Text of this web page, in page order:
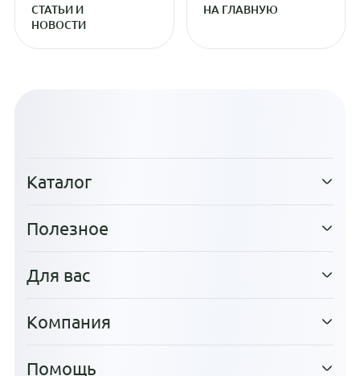
СТАТЬИ И
НОВОСТИ
НА ГЛАВНУЮ
Каталог
Полезное
Для вас
Компания
Помощь